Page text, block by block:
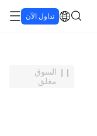
تداول الآن
السوق
مغلق